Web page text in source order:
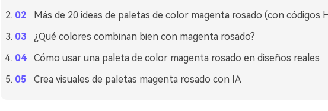
Más de 20 ideas de paletas de color magenta rosado (con códigos
¿Qué colores combinan bien con magenta rosado?
Cómo usar una paleta de color magenta rosado en diseños reales
Crea visuales de paletas magenta rosado con IA